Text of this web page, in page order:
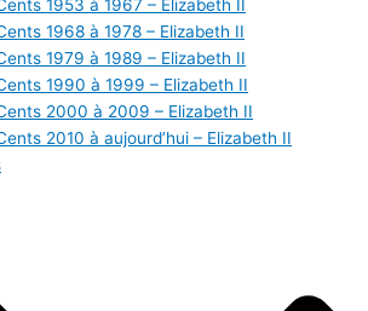
1953 à 1967 – Elizabeth II
1968 à 1978 – Elizabeth II
1979 à 1989 – Elizabeth II
1990 à 1999 – Elizabeth II
2000 à 2009 – Elizabeth II
2010 à aujourd’hui – Elizabeth II